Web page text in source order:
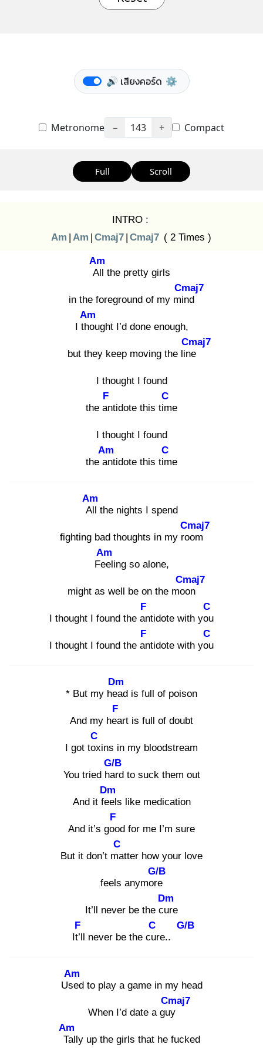
🔊 เสียงคอร์ด ⚙️
Metronome − 143 + Compact
Full Scroll
INTRO :
Am | Am | Cmaj7 | Cmaj7 ( 2 Times )
All
Am
the pretty girls
in the foreground of my min
Cmaj7
d
I tho
Am
ught I’d done enough,
but they keep moving the line
Cmaj7
I thought I found
the an
F
tidote this tim
C
e
I thought I found
the an
Am
tidote this tim
C
e
All
Am
the nights I spend
fighting bad thoughts in my roo
Cmaj7
m
Fee
Am
ling so alone,
might as well be on the moo
Cmaj7
n
I thought I found the an
F
tidote with you
C
I thought I found the an
F
tidote with you
C
* But my hea
Dm
d is full of poison
And my hea
F
rt is full of doubt
I got tox
C
ins in my bloodstream
You tried har
G/B
d to suck them out
And it fee
Dm
ls like medication
And it’s goo
F
d for me I’m sure
But it don’t ma
C
tter how your love
feels anymore
G/B
It’ll never be the cur
Dm
e
It’ll
F
never be the cur
C
e..
G/B
Use
Am
d to play a game in my head
When I’d date a guy
Cmaj7
Ta
Am
lly up the girls that he fucked